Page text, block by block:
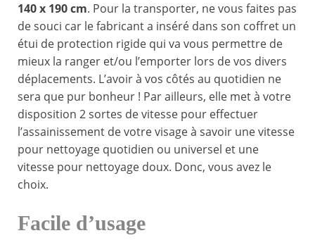
140 x 190 cm. Pour la transporter, ne vous faites pas
de souci car le fabricant a inséré dans son coffret un
étui de protection rigide qui va vous permettre de
mieux la ranger et/ou l’emporter lors de vos divers
déplacements. L’avoir à vos côtés au quotidien ne
sera que pur bonheur ! Par ailleurs, elle met à votre
disposition 2 sortes de vitesse pour effectuer
l’assainissement de votre visage à savoir une vitesse
pour nettoyage quotidien ou universel et une
vitesse pour nettoyage doux. Donc, vous avez le
choix.
Facile d’usage